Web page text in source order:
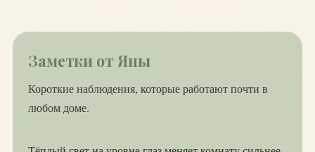
Заметки от Яны
Короткие наблюдения, которые работают почти в
любом доме.